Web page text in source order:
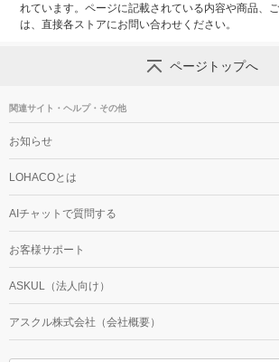
れています。ページに記載されている内容や商品、
は、直接各ストアにお問い合わせください。
ページトップへ
関連サイト・ヘルプ・その他
お知らせ
LOHACOとは
AIチャットで質問する
お客様サポート
ASKUL（法人向け）
アスクル株式会社（会社概要）